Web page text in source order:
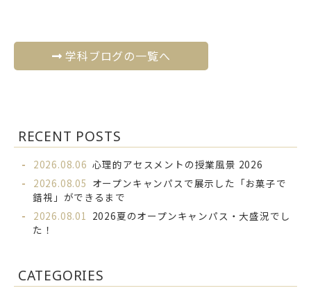
学科ブログの一覧へ
RECENT POSTS
2026.08.06 心理的アセスメントの授業風景 2026
2026.08.05 オープンキャンパスで展示した「お菓子で
錯視」ができるまで
2026.08.01
2026夏のオープンキャンパス・大盛況でし
た！
CATEGORIES